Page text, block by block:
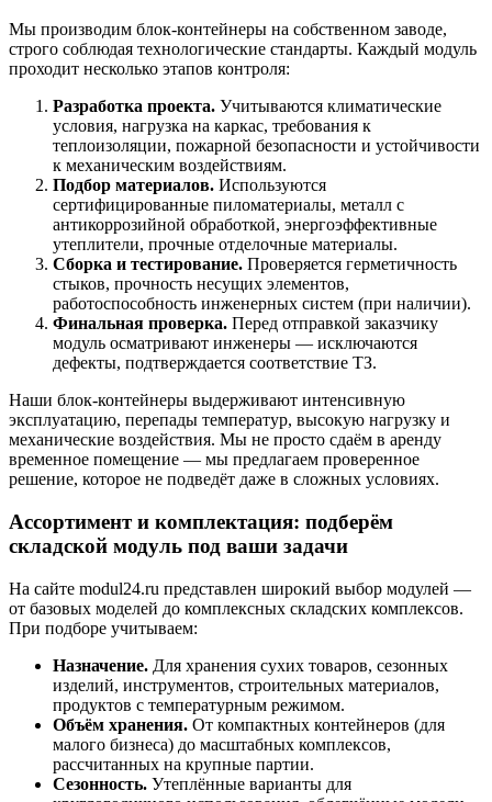
Мы производим блок-контейнеры на собственном заводе,
строго соблюдая технологические стандарты. Каждый модуль
проходит несколько этапов контроля:
Разработка проекта. Учитываются климатические
условия, нагрузка на каркас, требования к
теплоизоляции, пожарной безопасности и устойчивости
к механическим воздействиям.
Подбор материалов. Используются
сертифицированные пиломатериалы, металл с
антикоррозийной обработкой, энергоэффективные
утеплители, прочные отделочные материалы.
Сборка и тестирование. Проверяется герметичность
стыков, прочность несущих элементов,
работоспособность инженерных систем (при наличии).
Финальная проверка. Перед отправкой заказчику
модуль осматривают инженеры — исключаются
дефекты, подтверждается соответствие ТЗ.
Наши блок-контейнеры выдерживают интенсивную
эксплуатацию, перепады температур, высокую нагрузку и
механические воздействия. Мы не просто сдаём в аренду
временное помещение — мы предлагаем проверенное
решение, которое не подведёт даже в сложных условиях.
Ассортимент и комплектация: подберём
складской модуль под ваши задачи
На сайте modul24.ru представлен широкий выбор модулей —
от базовых моделей до комплексных складских комплексов.
При подборе учитываем:
Назначение. Для хранения сухих товаров, сезонных
изделий, инструментов, строительных материалов,
продуктов с температурным режимом.
Объём хранения. От компактных контейнеров (для
малого бизнеса) до масштабных комплексов,
рассчитанных на крупные партии.
Сезонность. Утеплённые варианты для